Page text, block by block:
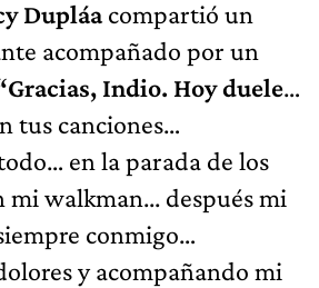
Dupláacompartió un
acompañado por un
Indio. Hoy duele…
tus canciones…
en la parada de los
mi walkman... después mi
conmigo…
y acompañando mi